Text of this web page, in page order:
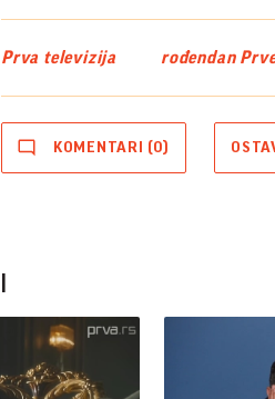
Prva televizija rođendan
KOMENTARI (0)